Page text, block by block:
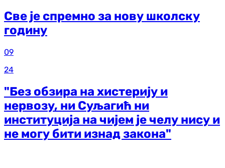
Све је спремно за нову школску
годину
09
24
"Без обзира на хистерију и
нервозу, ни Суљагић ни
институција на чијем је челу нису и
не могу бити изнад закона"